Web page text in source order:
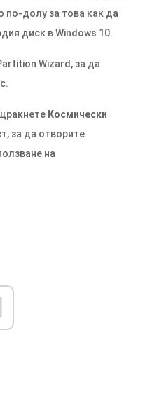
по-долу за това как да
диск в Windows 10.
Wizard, за да
Космически
за да отворите
на